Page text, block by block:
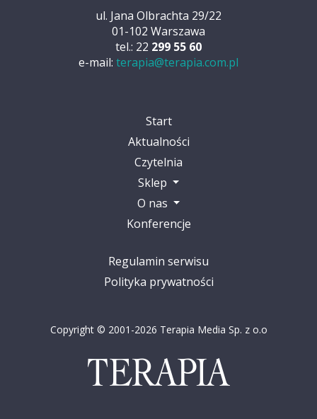
ul. Jana Olbrachta 29/22
01-102 Warszawa
tel.: 22 299 55 60
e-mail: terapia@terapia.com.pl
Start
Aktualności
Czytelnia
Sklep
O nas
Konferencje
Regulamin serwisu
Polityka prywatności
Copyright © 2001-2026 Terapia Media Sp. z o.o